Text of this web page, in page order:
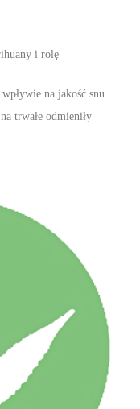
i rolę
na jakość snu
trwałe odmieniły